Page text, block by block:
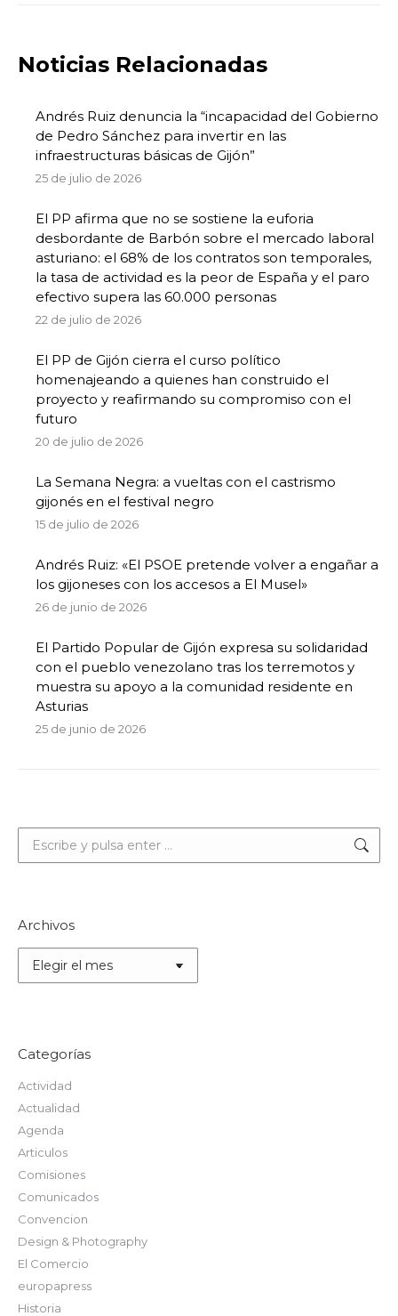
Noticias Relacionadas
Andrés Ruiz denuncia la “incapacidad del Gobierno
de Pedro Sánchez para invertir en las
infraestructuras básicas de Gijón”
25 de julio de 2026
El PP afirma que no se sostiene la euforia
desbordante de Barbón sobre el mercado laboral
asturiano: el 68% de los contratos son temporales,
la tasa de actividad es la peor de España y el paro
efectivo supera las 60.000 personas
22 de julio de 2026
El PP de Gijón cierra el curso político
homenajeando a quienes han construido el
proyecto y reafirmando su compromiso con el
futuro
20 de julio de 2026
La Semana Negra: a vueltas con el castrismo
gijonés en el festival negro
15 de julio de 2026
Andrés Ruiz: «El PSOE pretende volver a engañar a
los gijoneses con los accesos a El Musel»
26 de junio de 2026
El Partido Popular de Gijón expresa su solidaridad
con el pueblo venezolano tras los terremotos y
muestra su apoyo a la comunidad residente en
Asturias
25 de junio de 2026
Archivos
Categorías
Actividad
Actualidad
Agenda
Articulos
Comisiones
Comunicados
Convencion
Design & Photography
El Comercio
europapress
Historia